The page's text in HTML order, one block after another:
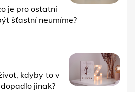
je pro ostatní
šťastní neumíme?
kdyby to v
jinak?